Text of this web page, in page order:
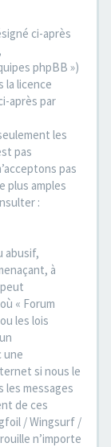
ci-après
phpBB »)
la licence
après par
les
pas
pas
plus amples
:
abusif,
à
« Forum
les lois
une
si nous le
les messages
de ces
/ Wingsurf /
n’importe